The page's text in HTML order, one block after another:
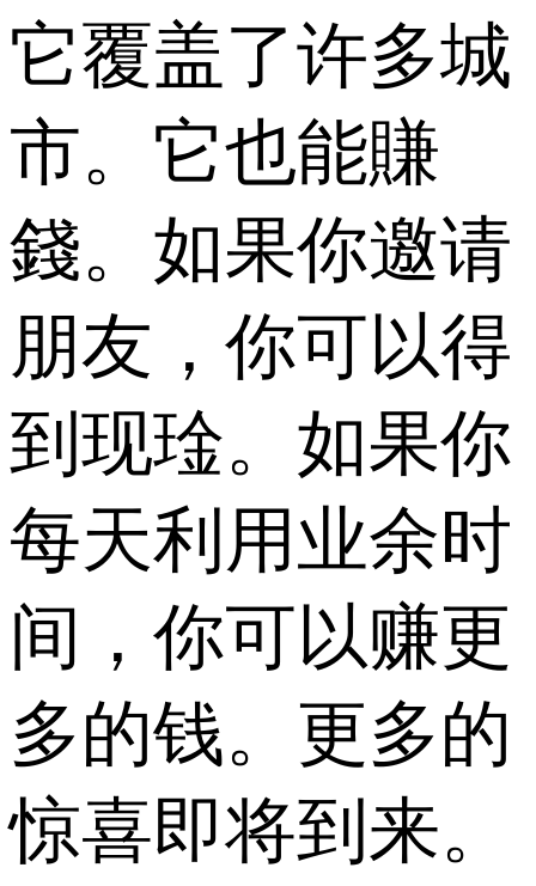
它覆盖了许多城
市。它也能賺
錢。如果你邀请
朋友，你可以得
到现琻。如果你
每天利用业余时
间，你可以赚更
多的钱。更多的
惊喜即将到来。